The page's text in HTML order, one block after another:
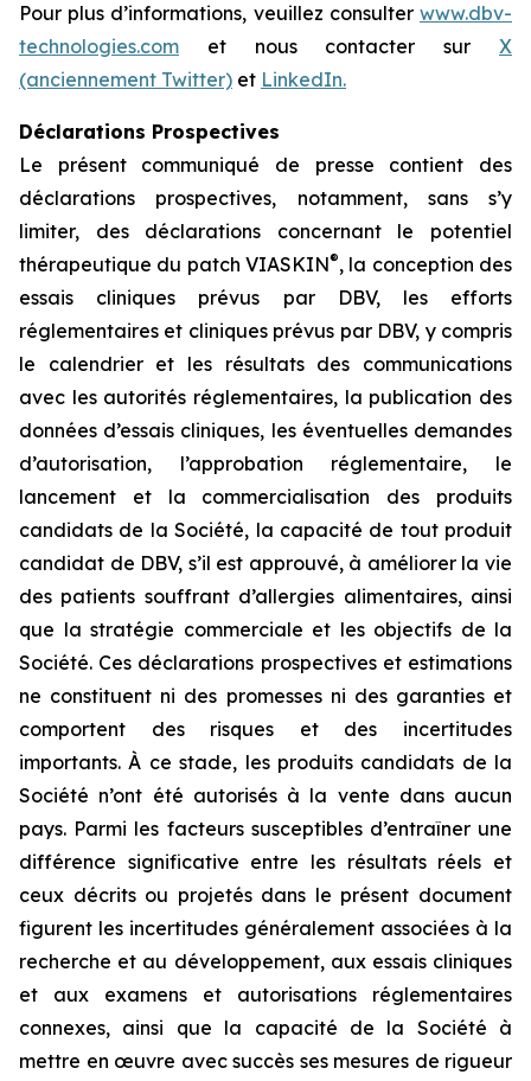
Pour plus d’informations, veuillez consulter www.dbv-
technologies.com et nous contacter sur X
(anciennement Twitter) et LinkedIn.
Déclarations Prospectives
Le présent communiqué de presse contient des
déclarations prospectives, notamment, sans s’y
limiter, des déclarations concernant le potentiel
thérapeutique du patch VIASKIN®, la conception des
essais cliniques prévus par DBV, les efforts
réglementaires et cliniques prévus par DBV, y compris
le calendrier et les résultats des communications
avec les autorités réglementaires, la publication des
données d’essais cliniques, les éventuelles demandes
d’autorisation, l’approbation réglementaire, le
lancement et la commercialisation des produits
candidats de la Société, la capacité de tout produit
candidat de DBV, s’il est approuvé, à améliorer la vie
des patients souffrant d’allergies alimentaires, ainsi
que la stratégie commerciale et les objectifs de la
Société. Ces déclarations prospectives et estimations
ne constituent ni des promesses ni des garanties et
comportent des risques et des incertitudes
importants. À ce stade, les produits candidats de la
Société n’ont été autorisés à la vente dans aucun
pays. Parmi les facteurs susceptibles d’entraîner une
différence significative entre les résultats réels et
ceux décrits ou projetés dans le présent document
figurent les incertitudes généralement associées à la
recherche et au développement, aux essais cliniques
et aux examens et autorisations réglementaires
connexes, ainsi que la capacité de la Société à
mettre en œuvre avec succès ses mesures de rigueur